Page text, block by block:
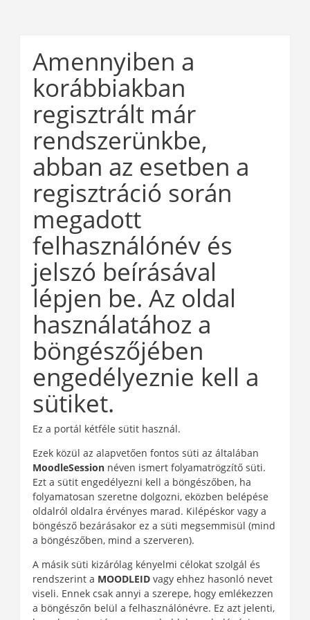
tartalomhoz
Amennyiben a
korábbiakban
regisztrált már
rendszerünkbe,
abban az esetben a
regisztráció során
megadott
felhasználónév és
jelszó beírásával
lépjen be. Az oldal
használatához a
böngészőjében
engedélyeznie kell a
sütiket.
Ez a portál kétféle sütit használ.
Ezek közül az alapvetően fontos süti az általában
MoodleSessionnéven ismert folyamatrögzítő süti.
Ezt a sütit engedélyezni kell a böngészőben, ha
folyamatosan szeretne dolgozni, eközben belépése
oldalról oldalra érvényes marad. Kilépéskor vagy a
böngésző bezárásakor ez a süti megsemmisül (mind
a böngészőben, mind a szerveren).
A másik süti kizárólag kényelmi célokat szolgál és
rendszerint a MOODLEIDvagy ehhez hasonló nevet
viseli. Ennek csak annyi a szerepe, hogy emlékezzen
a böngészőn belül a felhasználónévre. Ez azt jelenti,